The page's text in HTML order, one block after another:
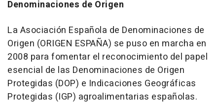
Denominaciones de Origen
La Asociación Española de Denominaciones de
Origen (ORIGEN ESPAÑA) se puso en marcha en
2008 para fomentar el reconocimiento del papel
esencial de las Denominaciones de Origen
Protegidas (DOP) e Indicaciones Geográficas
Protegidas (IGP) agroalimentarias españolas.